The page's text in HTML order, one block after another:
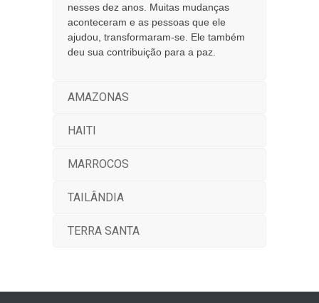
nesses dez anos. Muitas mudanças
aconteceram e as pessoas que ele
ajudou, transformaram-se. Ele também
deu sua contribuição para a paz.
AMAZONAS
HAITI
MARROCOS
TAILÂNDIA
TERRA SANTA